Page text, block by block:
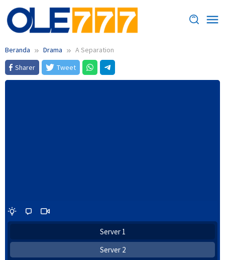
Loncat
ke
konten
Beranda Drama
A Separation
Sharer
Tweet
Server 1
Server 2